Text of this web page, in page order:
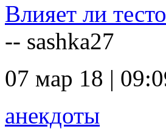
Влияет ли
-- sashka27
07 мар 18 |
анекдоты